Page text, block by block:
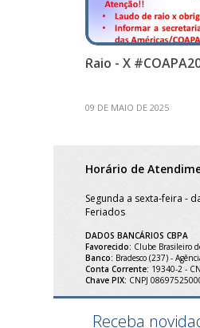
Raio - X
09 DE MAIO DE 2025
Horário de
Segunda a sexta-feira -
Feriados
DADOS BANCÁRIOS CBPA
Favorecido: Clube Brasileiro
Banco: Bradesco (237) -
Conta Corrente: 19340-2 -
Chave PIX: CNPJ
Receba